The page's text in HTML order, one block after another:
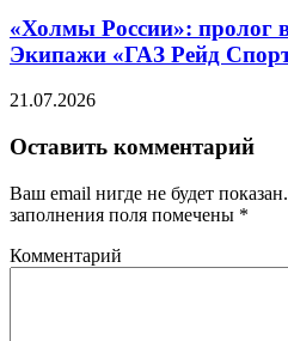
«Холмы России»: пролог
Экипажи «ГАЗ Рейд
21.07.2026
Оставить комментарий
Ваш email нигде не будет
заполнения поля помечены *
Комментарий